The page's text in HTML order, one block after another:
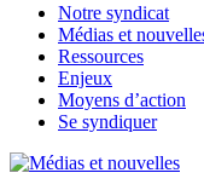
Notre syndicat
Médias et
Ressources
Enjeux
Moyens d’action
Se syndiquer